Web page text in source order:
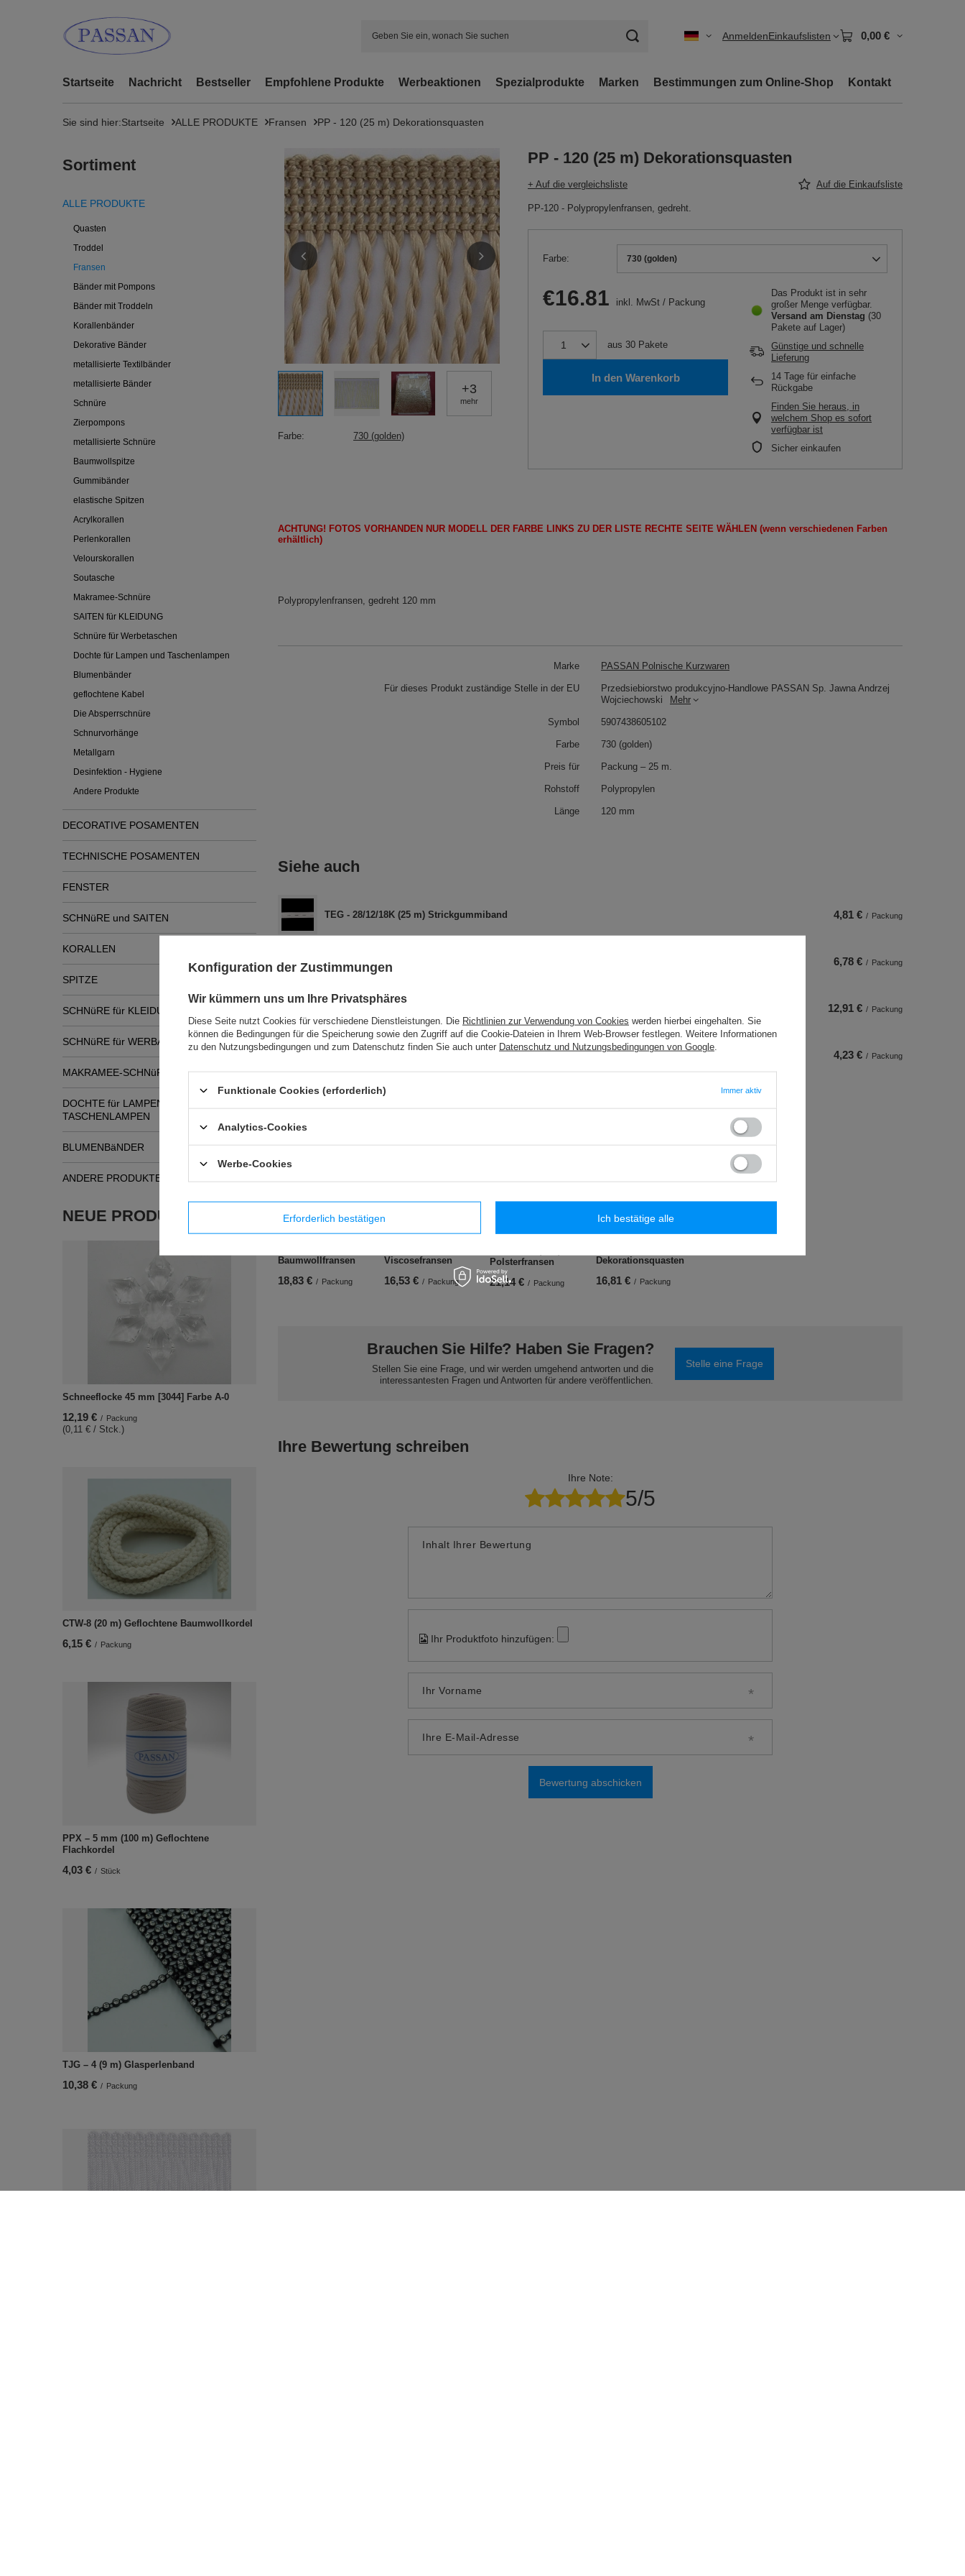
AnmeldenEinkaufslisten 0,00 €
Startseite Nachricht Bestseller Empfohlene Produkte Werbeaktionen Spezialprodukte Marken Bestimmungen zum Online-Shop Kontakt
Sie sind hier:Startseite ALLE PRODUKTE Fransen PP - 120 (25 m) Dekorationsquasten
Sortiment
ALLE PRODUKTE
Quasten
Troddel
Fransen
Bänder mit Pompons
Bänder mit Troddeln
Korallenbänder
Dekorative Bänder
metallisierte Textilbänder
metallisierte Bänder
Schnüre
Zierpompons
metallisierte Schnüre
Baumwollspitze
Gummibänder
elastische Spitzen
Acrylkorallen
Perlenkorallen
Velourskorallen
Soutasche
Makramee-Schnüre
SAITEN für KLEIDUNG
Schnüre für Werbetaschen
Dochte für Lampen und Taschenlampen
Blumenbänder
geflochtene Kabel
Die Absperrschnüre
Schnurvorhänge
Metallgarn
Desinfektion - Hygiene
Andere Produkte
DECORATIVE POSAMENTEN
TECHNISCHE POSAMENTEN
FENSTER
SCHNüRE und SAITEN
KORALLEN
SPITZE
SCHNüRE für KLEIDUNG
SCHNüRE für WERBATASCHEN
MAKRAMEE-SCHNüRE
DOCHTE für LAMPEN und
TASCHENLAMPEN
BLUMENBäNDER
ANDERE PRODUKTE
NEUE PRODUKTE
Schneeflocke 45 mm [3044] Farbe A-0
12,19 € / Packung
(0,11 € / Stck.)
CTW-8 (20 m) Geflochtene Baumwollkordel
6,15 € / Packung
PPX – 5 mm (100 m) Geflochtene
Flachkordel
4,03 € / Stück
TJG – 4 (9 m) Glasperlenband
10,38 € / Packung
+3
mehr
PP - 120 (25 m) Dekorationsquasten
+ Auf die vergleichsliste Auf die Einkaufsliste
PP-120 - Polypropylenfransen, gedreht.
Farbe 730 (golden)
€16.81 inkl. MwSt / Packung
aus 30 Pakete
In den Warenkorb
Das Produkt ist in sehr
großer Menge verfügbar
Versand am Dienstag (30
Pakete auf Lager)
Günstige und schnelle
Lieferung
14 Tage für einfache
Rückgabe
Finden Sie heraus, in
welchem Shop es sofort
verfügbar ist
Sicher einkaufen
Farbe 730 (golden)
ACHTUNG! FOTOS VORHANDEN NUR MODELL DER FARBE LINKS ZU DER LISTE RECHTE SEITE WÄHLEN (wenn verschiedenen Farben
erhältlich)
Polypropylenfransen, gedreht 120 mm
Marke PASSAN Polnische Kurzwaren
Für dieses Produkt zuständige Stelle in der EU
Przedsiebiorstwo produkcyjno-Handlowe PASSAN Sp. Jawna Andrzej
Wojciechowski
Mehr
Symbol 5907438605102
Farbe 730 (golden)
Preis für Packung – 25 m.
Rohstoff Polypropylen
Länge 120 mm
Siehe auch
TEG - 28/12/18K (25 m) Strickgummiband 4,81 € / Packung
S - 01 (25 m) Spitze - 10 mm 6,78 € / Packung
S - 06 (25 m) Spitze - 31 mm 12,91 € / Packung
4,23 € / Packung
Baumwollfransen
18,83 € / Packung
Viscosefransen
16,53 € / Packung
Polsterfransen
21,14 € / Packung
Dekorationsquasten
16,81 € / Packung
Brauchen Sie Hilfe? Haben Sie Fragen?
Stellen Sie eine Frage, und wir werden umgehend antworten und die
interessantesten Fragen und Antworten für andere veröffentlichen.
Stelle eine Frage
Ihre Bewertung schreiben
Ihre Note:
5/5
Inhalt Ihrer Bewertung
Ihr Produktfoto hinzufügen:
Ihr Vorname
Ihre E-Mail-Adresse
Bewertung abschicken
Konfiguration der Zustimmungen
Wir kümmern uns um Ihre Privatsphäres
Diese Seite nutzt Cookies für verschiedene Dienstleistungen. Die Richtlinien zur Verwendung von Cookies werden hierbei eingehalten. Sie
können die Bedingungen für die Speicherung sowie den Zugriff auf die Cookie-Dateien in Ihrem Web-Browser festlegen. Weitere Informationen
zu den Nutzungsbedingungen und zum Datenschutz finden Sie auch unter Datenschutz und Nutzungsbedingungen von Google
Funktionale Cookies (erforderlich) Immer aktiv
Analytics-Cookies
Werbe-Cookies
Erforderlich bestätigen Ich bestätige alle